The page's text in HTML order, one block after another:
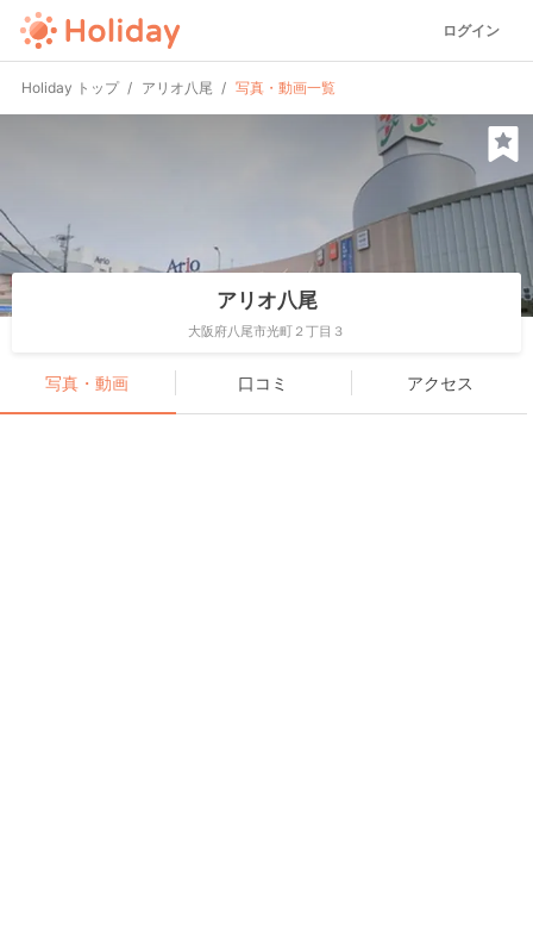
ログイン
Holiday トップ アリオ八尾 写真・動画一覧
アリオ八尾
大阪府八尾市光町２丁目３
写真・動画 口コミ アクセス